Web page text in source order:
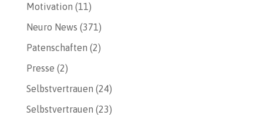
Motivation (11)
Neuro News (371)
Patenschaften (2)
Presse (2)
Selbstvertrauen (24)
Selbstvertrauen (23)